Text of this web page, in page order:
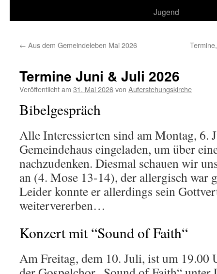
Jugend
← Aus dem Gemeindeleben Mai 2026
Termine Juni & Juli 2026
Veröffentlicht am 31. Mai 2026von Auferstehungskirche
Bibelgespräch
Alle Interessierten sind am Montag, 6.
Gemeindehaus eingeladen, um über
nachzudenken. Diesmal schauen wir
an (4. Mose 13-14), der allergisch war
Leider konnte er allerdings sein
weitervererben…
Konzert mit “Sound of Faith“
Am Freitag, dem 10. Juli, ist um 19.00